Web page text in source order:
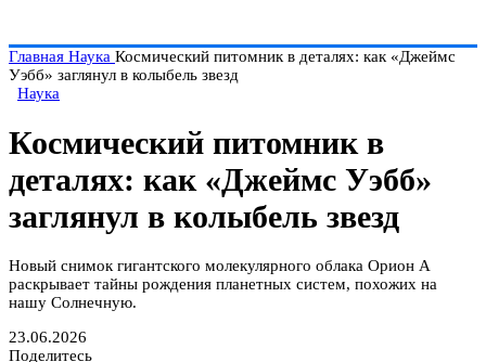
Главная Наука Космический питомник в деталях: как «Джеймс
Уэбб» заглянул в колыбель звезд
Наука
Космический питомник в
деталях: как «Джеймс Уэбб»
заглянул в колыбель звезд
Новый снимок гигантского молекулярного облака Орион А
раскрывает тайны рождения планетных систем, похожих на
нашу Солнечную.
23.06.2026
Поделитесь